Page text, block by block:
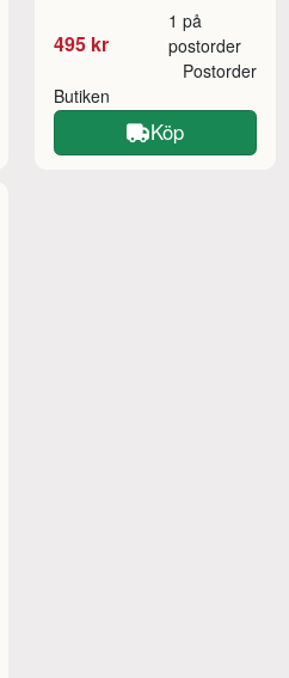
495 kr
1 på
postorder
Butiken
Postorder
Köp